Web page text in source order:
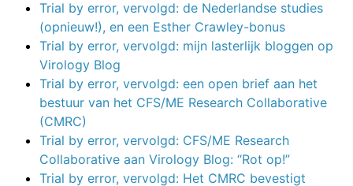
Trial by error, vervolgd: de Nederlandse studies
(opnieuw!), en een Esther Crawley-bonus
Trial by error, vervolgd: mijn lasterlijk bloggen op
Virology Blog
Trial by error, vervolgd: een open brief aan het
bestuur van het CFS/ME Research Collaborative
(CMRC)
Trial by error, vervolgd: CFS/ME Research
Collaborative aan Virology Blog: “Rot op!”
Trial by error, vervolgd: Het CMRC bevestigt